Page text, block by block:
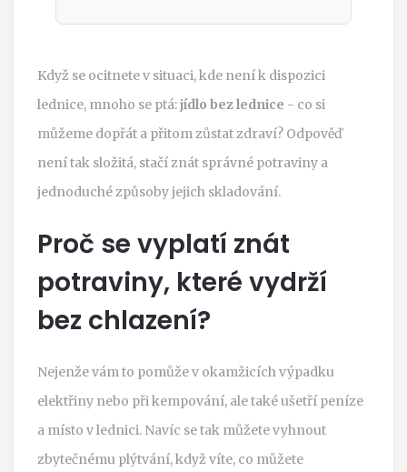
Když se ocitnete v situaci, kde není k dispozici
lednice, mnoho se ptá:jídlo bez lednice - co si
můžeme dopřát a přitom zůstat zdraví? Odpověď
není tak složitá, stačí znát správné potraviny a
jednoduché způsoby jejich skladování.
Proč se vyplatí znát
potraviny, které vydrží
bez chlazení?
Nejenže vám to pomůže v okamžicích výpadku
elektřiny nebo při kempování, ale také ušetří peníze
a místo v lednici. Navíc se tak můžete vyhnout
zbytečnému plýtvání, když víte, co můžete